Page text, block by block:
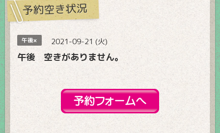
予約空き状況
午後× 2021-09-21 (火)
午後 空きがありません。